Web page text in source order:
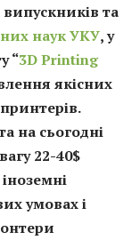
випускників та
наук УКУ, у
“3D Printing
якісних
на сьогодні
22-40$
умовах і